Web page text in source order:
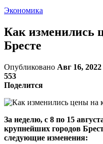
Экономика
Как изменились
Бресте
Опубликовано Авг 16, 2022
553
Поделится
За неделю, с 8 по 15
крупнейших городов
следующие изменения: